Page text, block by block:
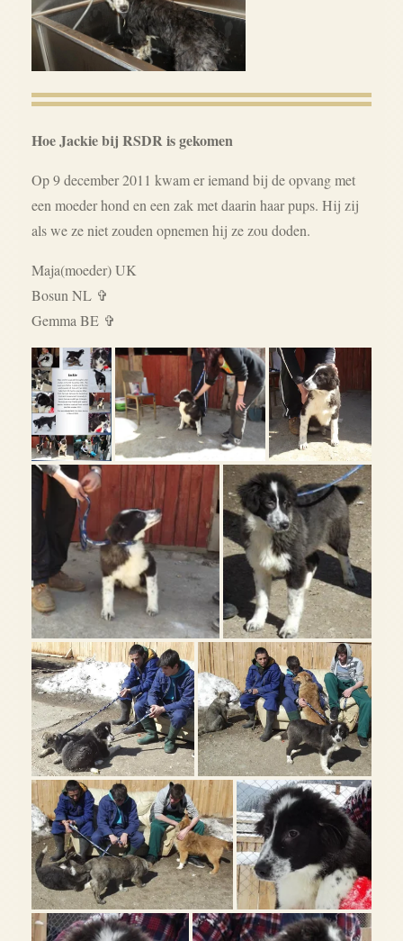
Hoe Jackie bij RSDR is gekomen
Op 9 december 2011 kwam er iemand bij de opvang met
een moeder hond en een zak met daarin haar pups. Hij zij
als we ze niet zouden opnemen hij ze zou doden.
Maja(moeder) UK
Bosun NL ✞
Gemma BE ✞